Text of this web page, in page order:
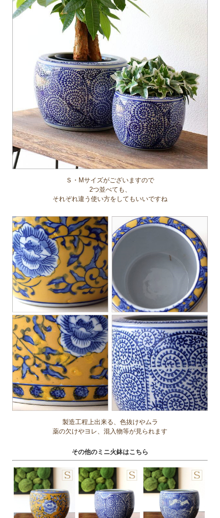
Ｓ・Mサイズがございますので
2つ並べても、
それぞれ違う使い方をしてもいいですね
製造工程上出来る、色抜けやムラ
薬の欠けやヨレ、混入物等が見られます
その他のミニ火鉢はこちら